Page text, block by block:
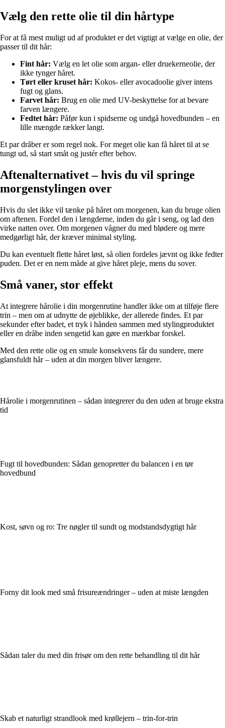
Vælg den rette olie til din hårtype
For at få mest muligt ud af produktet er det vigtigt at vælge en olie, der
passer til dit hår:
Fint hår: Vælg en let olie som argan- eller druekerneolie, der
ikke tynger håret.
Tørt eller kruset hår: Kokos- eller avocadoolie giver intens
fugt og glans.
Farvet hår: Brug en olie med UV-beskyttelse for at bevare
farven længere.
Fedtet hår: Påfør kun i spidserne og undgå hovedbunden – en
lille mængde rækker langt.
Et par dråber er som regel nok. For meget olie kan få håret til at se
tungt ud, så start småt og justér efter behov.
Aftenalternativet – hvis du vil springe
morgenstylingen over
Hvis du slet ikke vil tænke på håret om morgenen, kan du bruge olien
om aftenen. Fordel den i længderne, inden du går i seng, og lad den
virke natten over. Om morgenen vågner du med blødere og mere
medgørligt hår, der kræver minimal styling.
Du kan eventuelt flette håret løst, så olien fordeles jævnt og ikke fedter
puden. Det er en nem måde at give håret pleje, mens du sover.
Små vaner, stor effekt
At integrere hårolie i din morgenrutine handler ikke om at tilføje flere
trin – men om at udnytte de øjeblikke, der allerede findes. Et par
sekunder efter badet, et tryk i hånden sammen med stylingproduktet
eller en dråbe inden sengetid kan gøre en mærkbar forskel.
Med den rette olie og en smule konsekvens får du sundere, mere
glansfuldt hår – uden at din morgen bliver længere.
Hårolie i morgenrutinen – sådan integrerer du den uden at bruge ekstra
tid
Fugt til hovedbunden: Sådan genopretter du balancen i en tør
hovedbund
Kost, søvn og ro: Tre nøgler til sundt og modstandsdygtigt hår
Forny dit look med små frisureændringer – uden at miste længden
Sådan taler du med din frisør om den rette behandling til dit hår
Skab et naturligt strandlook med krøllejern – trin-for-trin